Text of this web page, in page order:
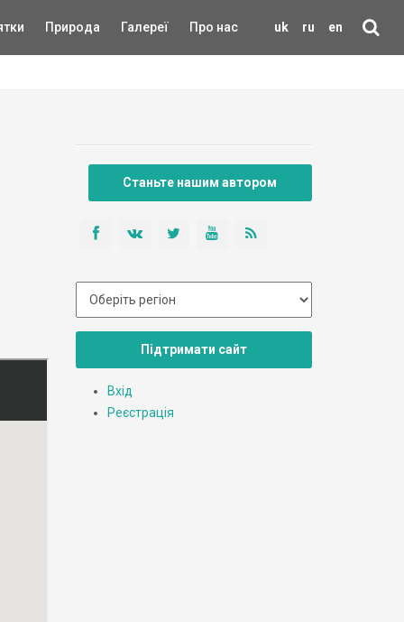
uk ru en
Природа Галереї Про нас
Станьте нашим автором
Підтримати сайт
Вхід
Реєстрація